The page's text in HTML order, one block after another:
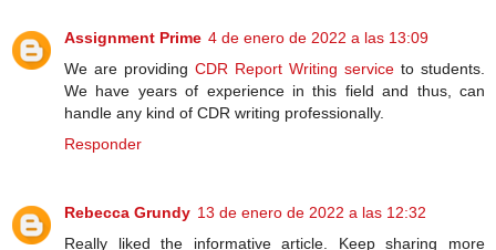
Assignment Prime 4 de enero de 2022 a las 13:09
We are providing CDR Report Writing service to students.
We have years of experience in this field and thus, can
handle any kind of CDR writing professionally.
Responder
Rebecca Grundy 13 de enero de 2022 a las 12:32
Really liked the informative article. Keep sharing more